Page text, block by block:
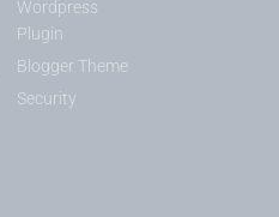
Wordpress
Plugin
Blogger Theme
Security